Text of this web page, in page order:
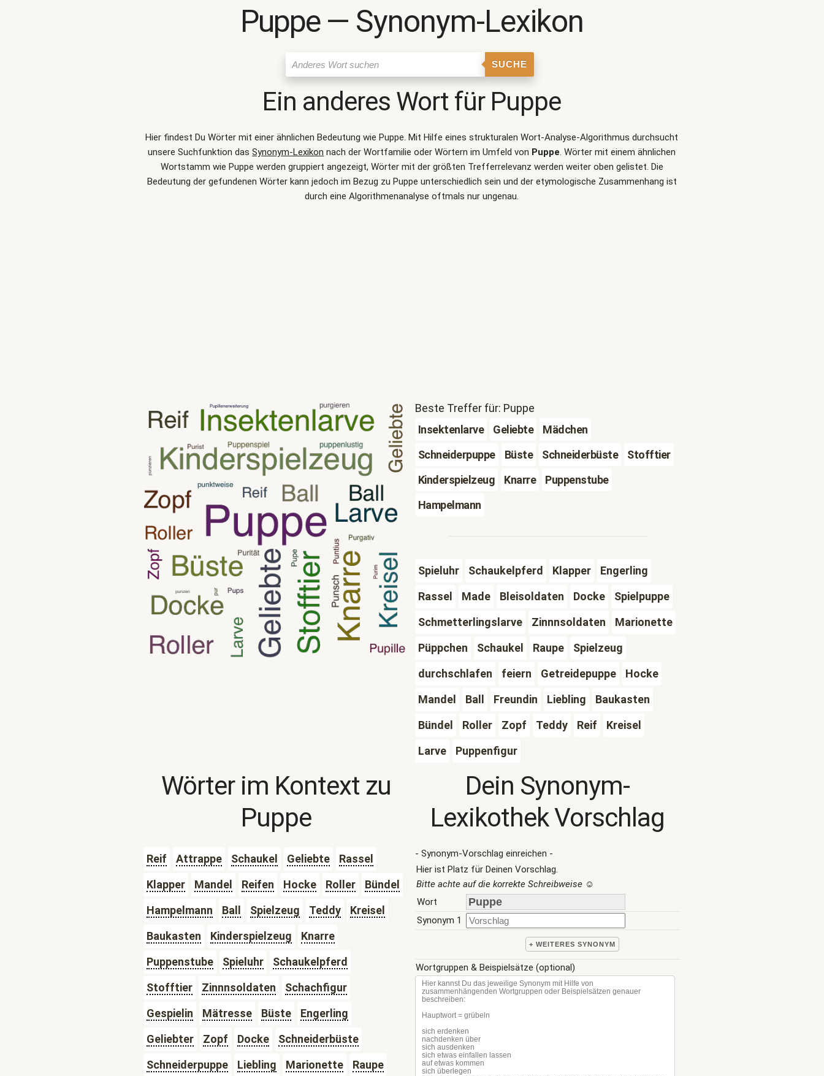
Puppe ― Synonym-Lexikon
SUCHE
Ein anderes Wort für Puppe
Hier findest Du Wörter mit einer ähnlichen Bedeutung wiePuppe. Mit Hilfe eines strukturalen Wort-Analyse-Algorithmus durchsucht
unsere Suchfunktion dasSynonym-Lexikon nach der Wortfamilie oder Wörtern im Umfeld von Puppe. Wörter mit einem ähnlichen
Wortstamm wie Puppe werden gruppiert angezeigt, Wörter mit der größten Trefferrelevanz werden weiter oben gelistet. Die
Bedeutung der gefundenen Wörter kann jedoch im Bezug zu Puppe unterschiedlich sein und der etymologische Zusammenhang ist
durch eine Algorithmenanalyse oftmals nur ungenau.
Beste Treffer für: Puppe
Insektenlarve
Geliebte
Mädchen
Schneiderpuppe
Büste Schneiderbüste
Stofftier
Kinderspielzeug
Knarre
Puppenstube
Hampelmann
Spieluhr Schaukelpferd Klapper
Engerling
Rassel
Made Bleisoldaten Docke
Spielpuppe
Schmetterlingslarve
Zinnnsoldaten
Marionette
Püppchen
Schaukel Raupe
Spielzeug
durchschlafen
feiern Getreidepuppe
Hocke
Mandel
Ball Freundin Liebling
Baukasten
Bündel
Roller Zopf Teddy Reif
Kreisel
Larve
Puppenfigur
Wörter im Kontext zu
Puppe
Reif Attrappe Schaukel Geliebte
Rassel
Klapper
Mandel Reifen Hocke Roller
Bündel
Hampelmann
Ball Spielzeug Teddy
Kreisel
Baukasten
Kinderspielzeug
Knarre
Puppenstube
Spieluhr
Schaukelpferd
Stofftier
Zinnnsoldaten
Schachfigur
Gespielin
Mätresse Büste
Engerling
Geliebter
Zopf Docke
Schneiderbüste
Schneiderpuppe
Liebling Marionette
Raupe
Dein Synonym-
Lexikothek Vorschlag
- Synonym-Vorschlag einreichen -
Hier ist Platz für Deinen Vorschlag.
Bitte achte auf die korrekte Schreibweise☺
Wort
Synonym 1
+ WEITERES SYNONYM
Wortgruppen & Beispielsätze (optional)